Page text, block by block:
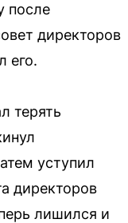
после
директоров
его.
терять
уступил
директоров
лишился и